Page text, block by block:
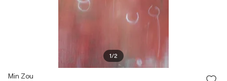
1/2
Min Zou